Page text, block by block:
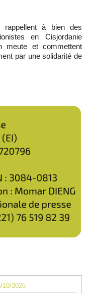
rappellent à bien des
en Cisjordanie
meute et commettent
par une solidarité de
10/2025